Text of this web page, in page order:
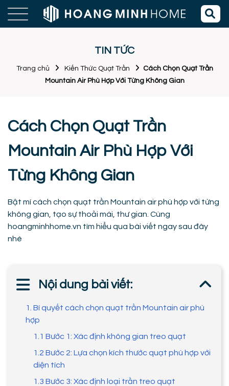
TIN TỨC
Trang chủ Kiến Thức Quạt Trần
Cách Chọn Quạt Trần
Mountain Air Phù Hợp Với Từng Không Gian
Cách Chọn Quạt Trần
Mountain Air Phù Hợp Với
Từng Không Gian
Bật mí cách chọn quạt trần Mountain air phù hợp với từng
không gian, tạo sự thoải mái, thư gian. Cùng
hoangminhhome.vn tìm hiểu qua bài viết ngay sau đây
nhé
Nội dung bài viết:
1. Bí quyết cách chọn quạt trần Mountain air phù
hợp
1.1 Bước 1: Xác định không gian treo quạt
1.2 Bước 2: Lựa chọn kích thước quạt phù hợp với
diện tích
1.3 Bước 3: Xác định loại trần treo quạt